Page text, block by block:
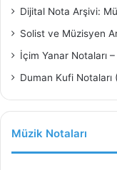
Dijital Nota Arşivi:
Solist ve Müzisyen
İçim Yanar Notaları
Duman Kufi Notaları
Müzik Notaları